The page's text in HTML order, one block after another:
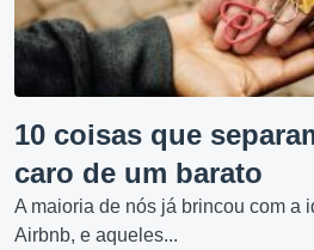
10 coisas que
caro de um barato
A maioria de nós já brincou com a
Airbnb, e aqueles...